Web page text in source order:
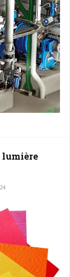
lumière